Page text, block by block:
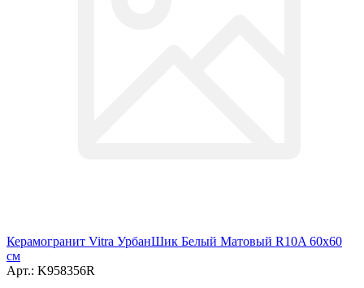
Керамогранит Vitra УрбанШик Белый Матовый R10A 60x60
см
Арт.: K958356R